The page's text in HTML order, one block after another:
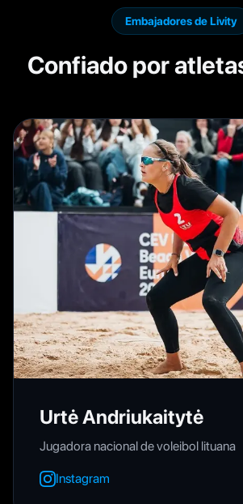
Embajadores de Livity
Confiado por
Urtė Andriukaitytė
Jugadora nacional de voleibol lituana
Instagram